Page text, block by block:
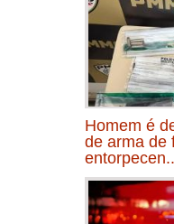
Homem é
de arma de